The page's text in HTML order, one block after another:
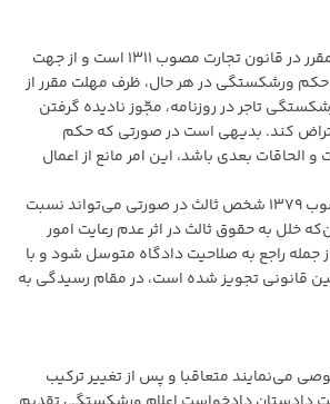
اولاً: الف- رسیدگی و صدور حکم ورشکستگی و اعتراض ثالث نسبت به آن، تابع احکام خاص مقرر در قانون تجارت مصوب ۱۳۱۱ است و از جهت
این دو ماده، حکم ورشکستگی در هر حال، ظرف مهلت مقرر از
تاجر در روزنامه، مجّوز نادیده گرفتن
حکم اعتراض کند. بدیهی است در صورتی که حکم
ماده ۴۷۷ قانون آیین دادرسی کیفری مصوب ۱۳۹۲ و اصلاحات و الحاقات بعدی باشد، این امر مانع از اعمال
ثانیا، به موجب ماده ۴۱۷ قانون آیین دادرسی دادگاه‌های عمومی و انقلاب در امور مدنی مصوب ۱۳۷۹ شخص ثالث در صورتی می‌تواند نسبت
خلل به حقوق ثالث در اثر عدم رعایت امور
جمله راجع به صلاحیت دادگاه متوسل شود و با
قانونی تجویز شده است، در مقام رسیدگی به
می‌نمایند متعاقبا و پس از تغییر ترکیب